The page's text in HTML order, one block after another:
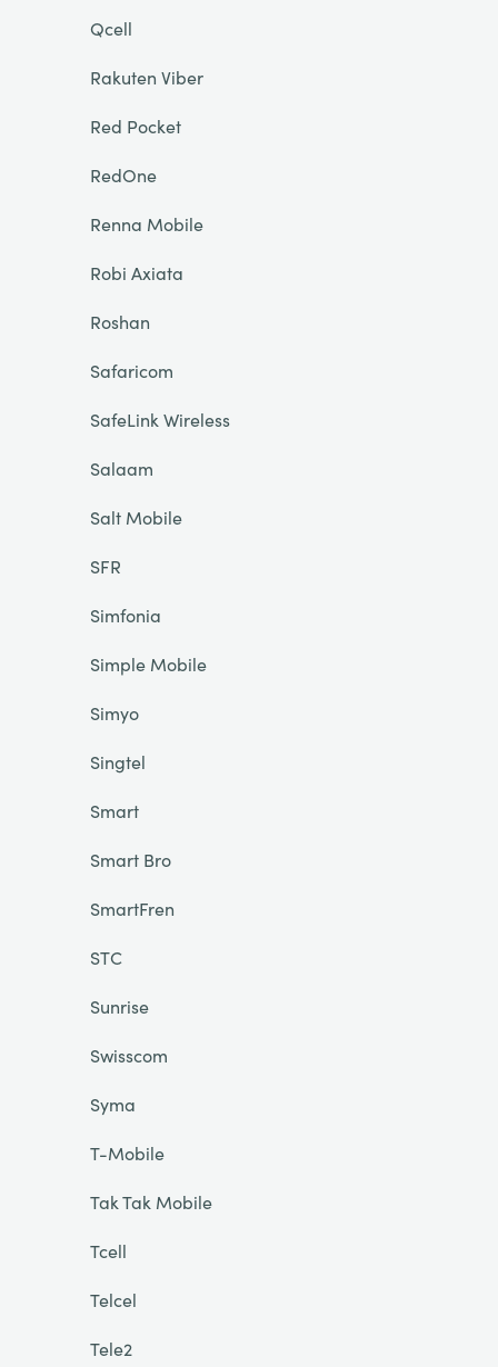
Qcell
Rakuten Viber
Red Pocket
RedOne
Renna Mobile
Robi Axiata
Roshan
Safaricom
SafeLink Wireless
Salaam
Salt Mobile
SFR
Simfonia
Simple Mobile
Simyo
Singtel
Smart
Smart Bro
SmartFren
STC
Sunrise
Swisscom
Syma
T-Mobile
Tak Tak Mobile
Tcell
Telcel
Tele2